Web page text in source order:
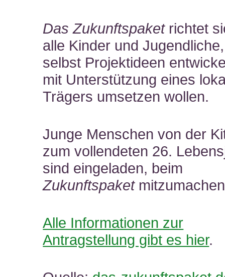
Das Zukunftspaketrichtet
alle Kinder und
selbst Projektideen
mit Unterstützung eines
Trägers umsetzen wollen.
Junge Menschen von der
zum vollendeten 26.
sind eingeladen, beim
Zukunftspaket
Alle Informationen zur
Antragstellung gibt es hier.